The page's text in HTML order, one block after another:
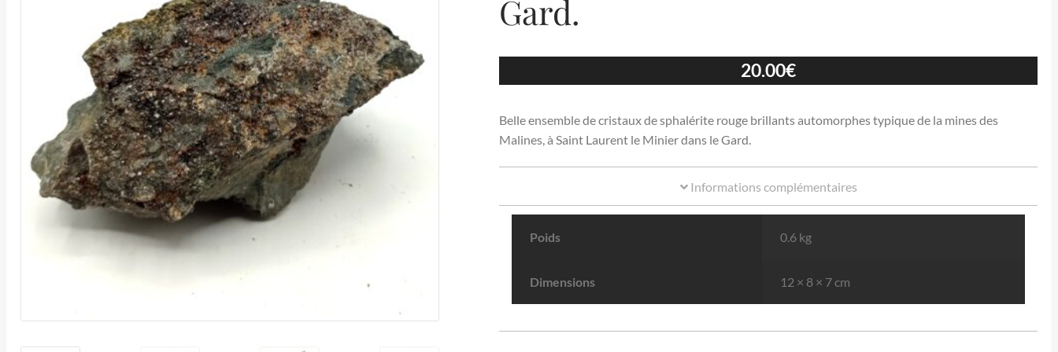
Gard.
20.00€
Belle ensemble de cristaux de sphalérite rouge brillants automorphes typique de la mines des
Malines, à Saint Laurent le Minier dans le Gard.
Informations complémentaires
Poids 0.6 kg
Dimensions 12 × 8 × 7 cm